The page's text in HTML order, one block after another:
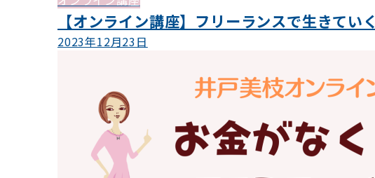
【オンライン講座】フリーランスで生きていく
2023年12月23日